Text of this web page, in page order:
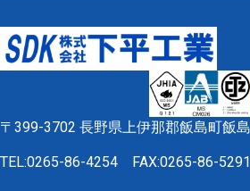
〒399-3702 長野県上伊那郡飯島町飯
TEL:0265-86-4254 FAX:0265-86-5291